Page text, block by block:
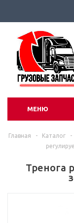
МЕНЮ
Главная - Каталог -
Тренога